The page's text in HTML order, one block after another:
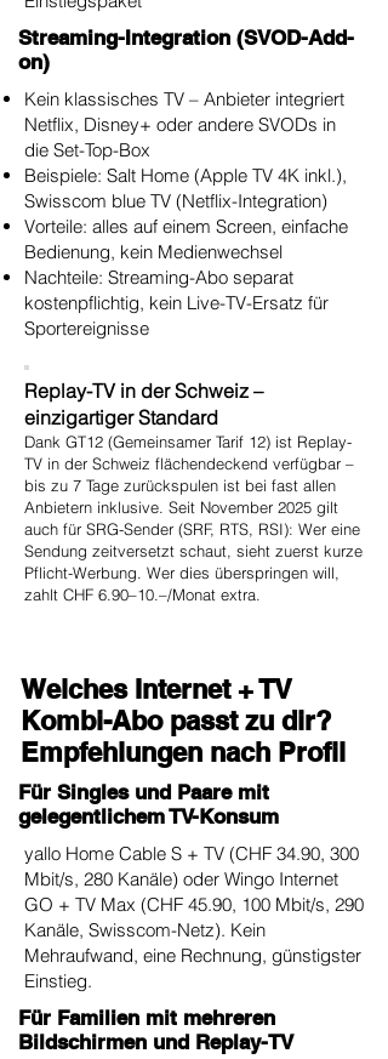
Streaming-Integration (SVOD-Add-
on)
Kein klassisches TV – Anbieter integriert
Netflix, Disney+ oder andere SVODs in
die Set-Top-Box
Beispiele: Salt Home (Apple TV 4K inkl.),
Swisscom blue TV (Netflix-Integration)
Vorteile: alles auf einem Screen, einfache
Bedienung, kein Medienwechsel
Nachteile: Streaming-Abo separat
kostenpflichtig, kein Live-TV-Ersatz für
Sportereignisse
Replay-TV in der Schweiz –
einzigartiger Standard
Dank GT12 (Gemeinsamer Tarif 12) ist Replay-
TV in der Schweiz flächendeckend verfügbar –
bis zu 7 Tage zurückspulen ist bei fast allen
Anbietern inklusive. Seit November 2025 gilt
auch für SRG-Sender (SRF, RTS, RSI): Wer eine
Sendung zeitversetzt schaut, sieht zuerst kurze
Pflicht-Werbung. Wer dies überspringen will,
zahlt CHF 6.90–10.–/Monat extra.
Welches Internet + TV
Kombi-Abo passt zu dir?
Empfehlungen nach Profil
Für Singles und Paare mit
gelegentlichem TV-Konsum
yallo Home Cable S + TV (CHF 34.90, 300
Mbit/s, 280 Kanäle) oder Wingo Internet
GO + TV Max (CHF 45.90, 100 Mbit/s, 290
Kanäle, Swisscom-Netz). Kein
Mehraufwand, eine Rechnung, günstigster
Einstieg.
Für Familien mit mehreren
Bildschirmen und Replay-TV